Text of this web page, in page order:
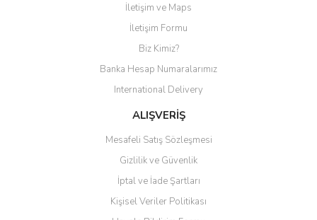
Yorum Yaz
İletişim ve Maps
İletişim Formu
Biz Kimiz?
Banka Hesap Numaralarımız
International Delivery
ALIŞVERİŞ
Mesafeli Satış Sözleşmesi
Gizlilik ve Güvenlik
İptal ve İade Şartları
Kişisel Veriler Politikası